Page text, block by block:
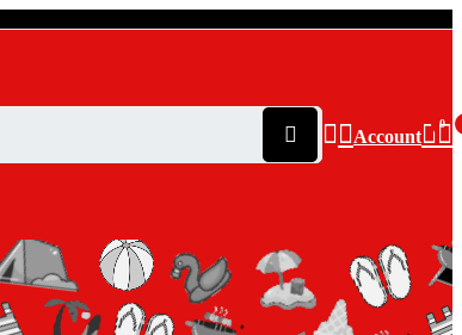
Account
0